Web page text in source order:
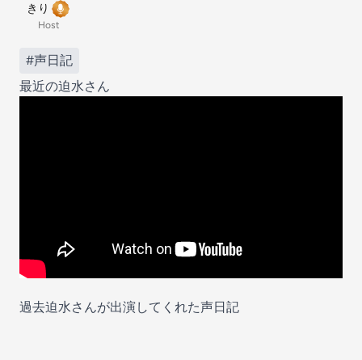
きり
Host
#声日記
最近の迫水さん
過去迫水さんが出演してくれた声日記